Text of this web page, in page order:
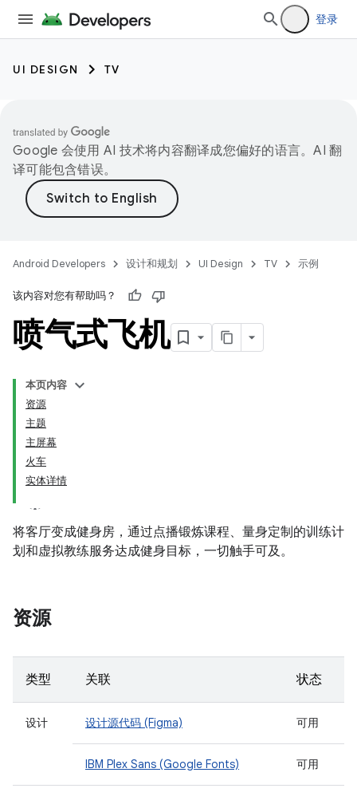
登录
UI DESIGN TV
Google 会使用 AI 技术将内容翻译成您偏好的语言。AI 翻
译可能包含错误。
Android Developers 设计和规划 UI Design TV 示例
该内容对您有帮助吗？
喷气式飞机
本页内容
资源
主题
主屏幕
火车
实体详情
将客厅变成健身房，通过点播锻炼课程、量身定制的训练计
划和虚拟教练服务达成健身目标，一切触手可及。
资源
类型 关联 状态
设计 设计源代码 (Figma) 可用
IBM Plex Sans (Google Fonts) 可用